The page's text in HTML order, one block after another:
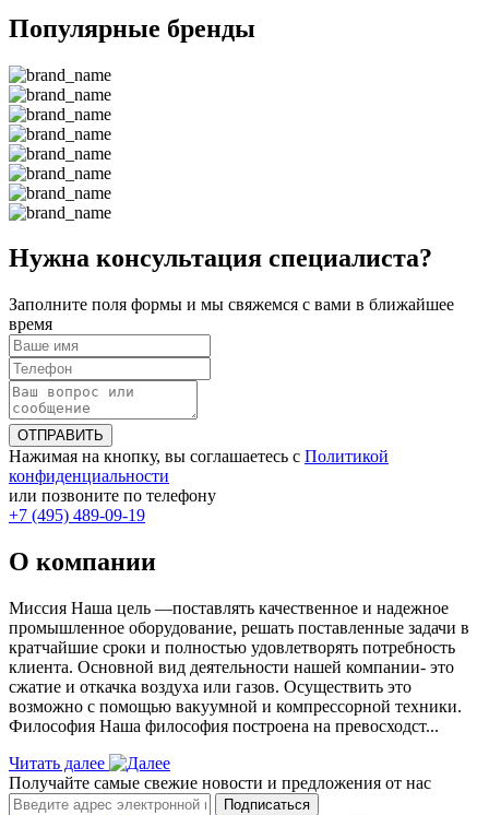
Популярные бренды
Нужна консультация специалиста?
Заполните поля формы и мы свяжемся с вами в ближайшее
время
ОТПРАВИТЬ
Нажимая на кнопку, вы соглашаетесь с Политикой
конфиденциальности
или позвоните по телефону
+7 (495) 489-09-19
О компании
Миссия Наша цель ―поставлять качественное и надежное
промышленное оборудование, решать поставленные задачи в
кратчайшие сроки и полностью удовлетворять потребность
клиента. Основной вид деятельности нашей компании- это
сжатие и откачка воздуха или газов. Осуществить это
возможно с помощью вакуумной и компрессорной техники.
Философия Наша философия построена на превосходст...
Читать далее
Получайте самые свежие новости и предложения от нас
Подписаться